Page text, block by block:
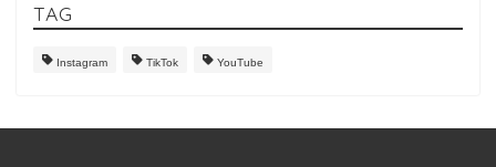
TAG
Instagram TikTok YouTube